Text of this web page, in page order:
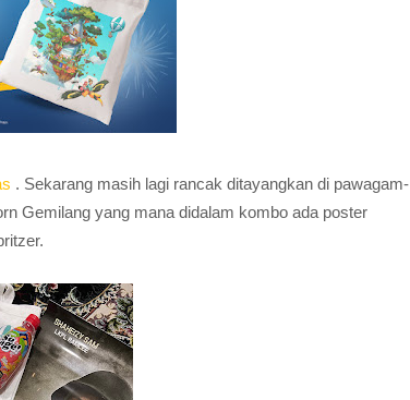
. Sekarang masih lagi rancak ditayangkan di pawagam-
Gemilang yang mana didalam kombo ada poster